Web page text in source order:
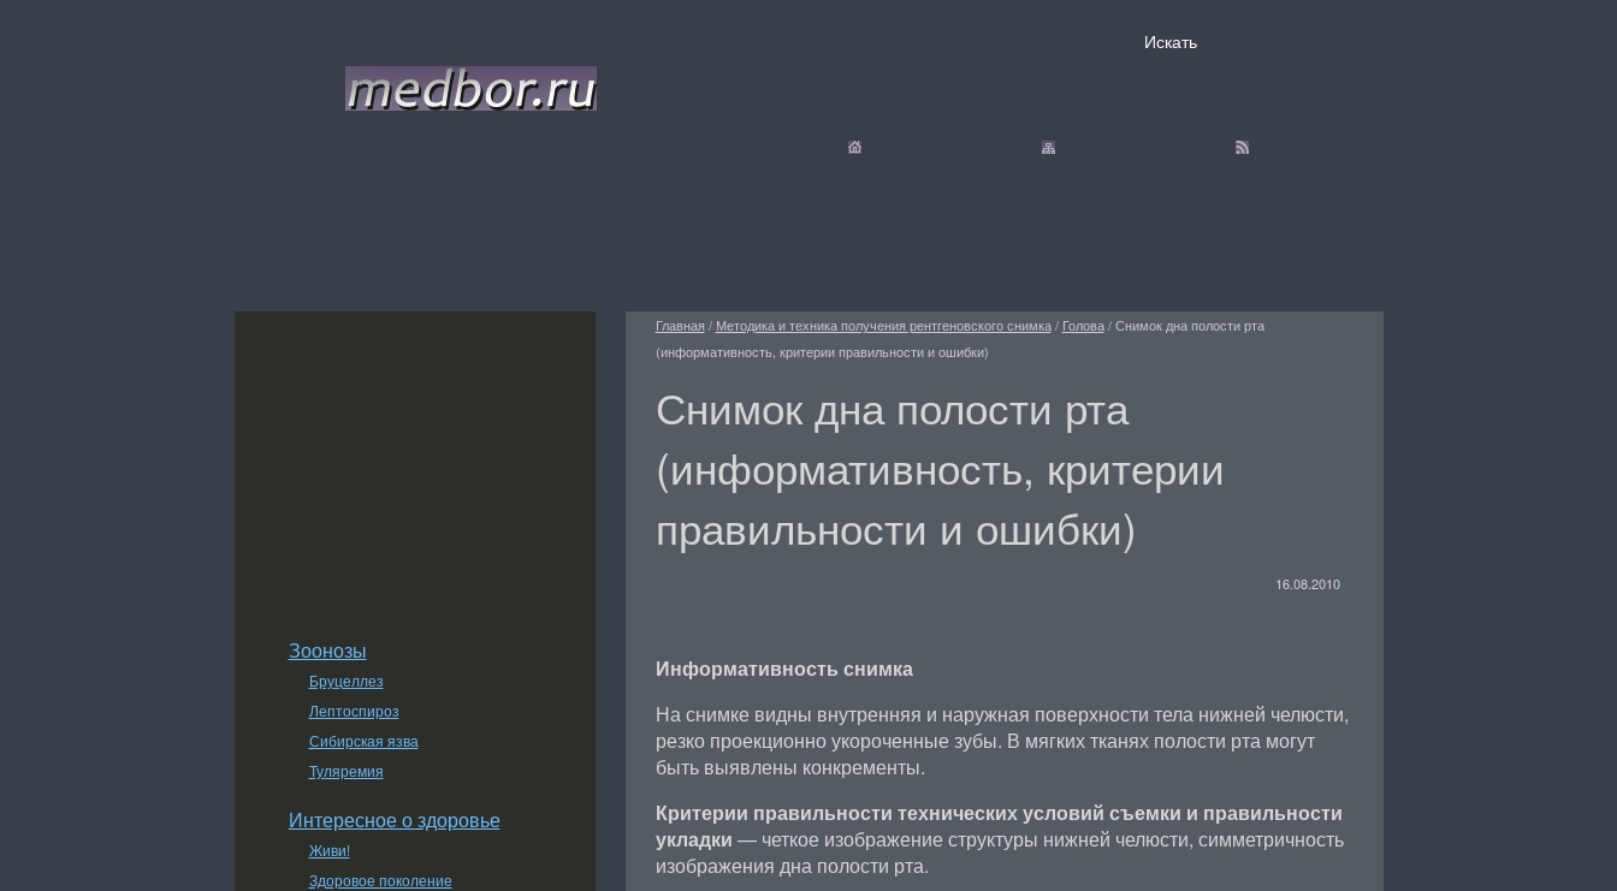
Главная / Методика и техника получения рентгеновского снимка/ Голова/Снимок дна полости рта
(информативность, критерии правильности и ошибки)
Снимок дна полости рта
(информативность, критерии
правильности и ошибки)
16.08.2010
Информативность снимка
На снимке видны внутренняя и наружная поверхности тела нижней челюсти,
резко проекционно укороченные зубы. В мягких тканях полости рта могут
быть выявлены конкременты.
Критерии правильности технических условий съемки и правильности
укладки — четкое изображение структуры нижней челюсти, симметричность
изображения дна полости рта.
Зоонозы
Бруцеллез
Лептоспироз
Сибирская язва
Туляремия
Интересное о здоровье
Живи!
Здоровое поколение